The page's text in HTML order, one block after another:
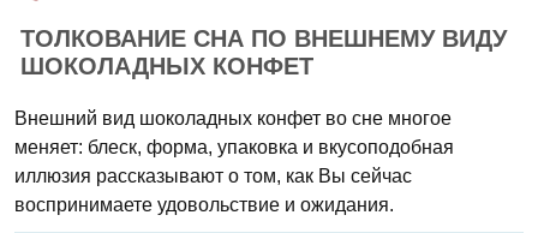
ТОЛКОВАНИЕ СНА ПО ВНЕШНЕМУ ВИДУ
ШОКОЛАДНЫХ КОНФЕТ
Внешний вид шоколадных конфет во сне многое
меняет: блеск, форма, упаковка и вкусоподобная
иллюзия рассказывают о том, как Вы сейчас
воспринимаете удовольствие и ожидания.